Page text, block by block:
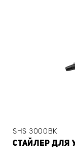
SHS 3000BK
СТАЙЛЕР ДЛЯ